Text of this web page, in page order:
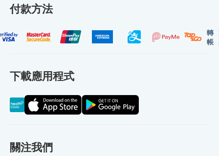
付款方法
轉
帳
下載應用程式
關注我們